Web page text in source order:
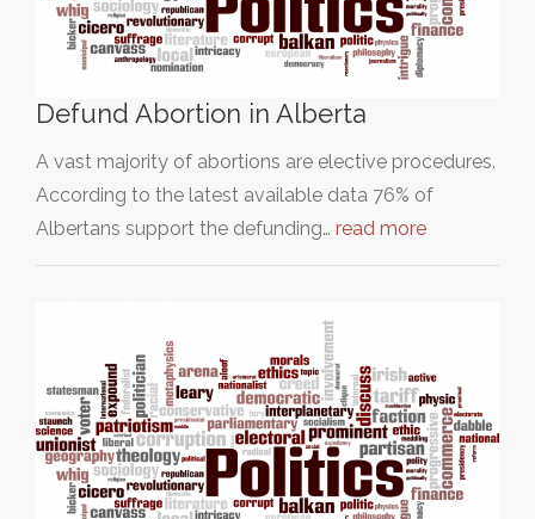
Defund Abortion in Alberta
A vast majority of abortions are elective procedures.
According to the latest available data 76% of
Albertans support the defunding… read more